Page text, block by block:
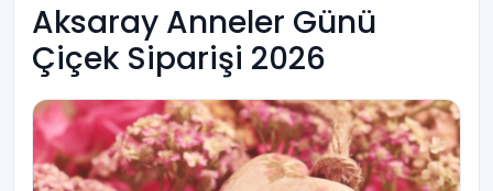
Aksaray Anneler Günü
Çiçek Siparişi 2026